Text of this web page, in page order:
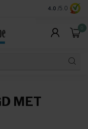
Veilige
4.0 /5.0
0
MET